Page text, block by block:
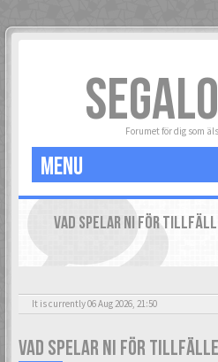
Forumet för dig som
MENU
VAD SPELAR NI FÖR
It is currently 06 Aug 2026, 21:50
VAD SPELAR NI FÖR